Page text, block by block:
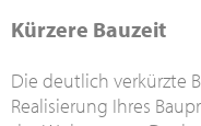
Kürzere Bauzeit
Die deutlich verkürzte
Realisierung Ihres